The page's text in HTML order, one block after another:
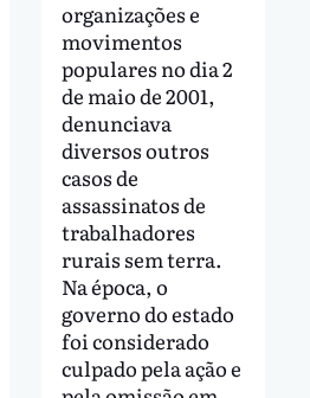
organizações e
movimentos
populares no dia 2
de maio de 2001,
denunciava
diversos outros
casos de
assassinatos de
trabalhadores
rurais sem terra.
Na época, o
governo do estado
foi considerado
culpado pela ação e